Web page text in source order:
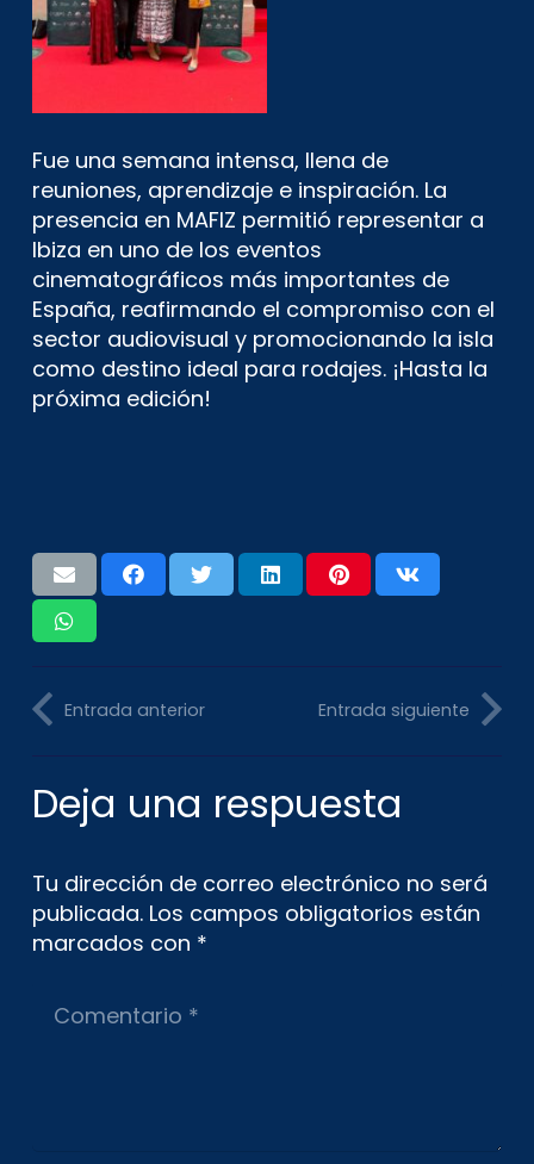
Fue una semana intensa, llena de
reuniones, aprendizaje e inspiración. La
presencia en MAFIZ permitió representar a
Ibiza en uno de los eventos
cinematográficos más importantes de
España, reafirmando el compromiso con el
sector audiovisual y promocionando la isla
como destino ideal para rodajes. ¡Hasta la
próxima edición!
Entrada anterior Entrada siguiente
Deja una respuesta
Tu dirección de correo electrónico no será
publicada. Los campos obligatorios están
marcados con *